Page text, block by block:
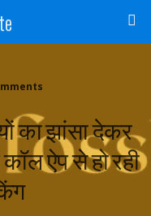
का झांसा देकर
कॉल ऐप से हो रही